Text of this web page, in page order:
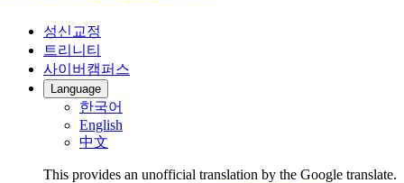
성신교정
트리니티
사이버캠퍼스
Language
한국어
English
中文
This provides an unofficial translation by the Google translate.